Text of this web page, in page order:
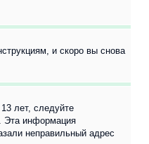
и скоро вы снова
лет, следуйте
Эта информация
неправильный адрес